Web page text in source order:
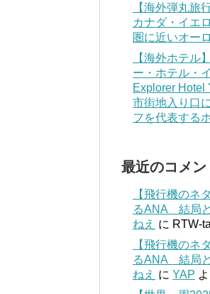
【海外弾丸旅
カナダ・イエ
圏に近いオー
【海外ホテル
ー・ホテル・
Explorer
市街地入り口
フを代表する
最近のコメン
【飛行機の
るANA 結局
ねえ に RTW-
【飛行機の
るANA 結局
ねえ に YAP